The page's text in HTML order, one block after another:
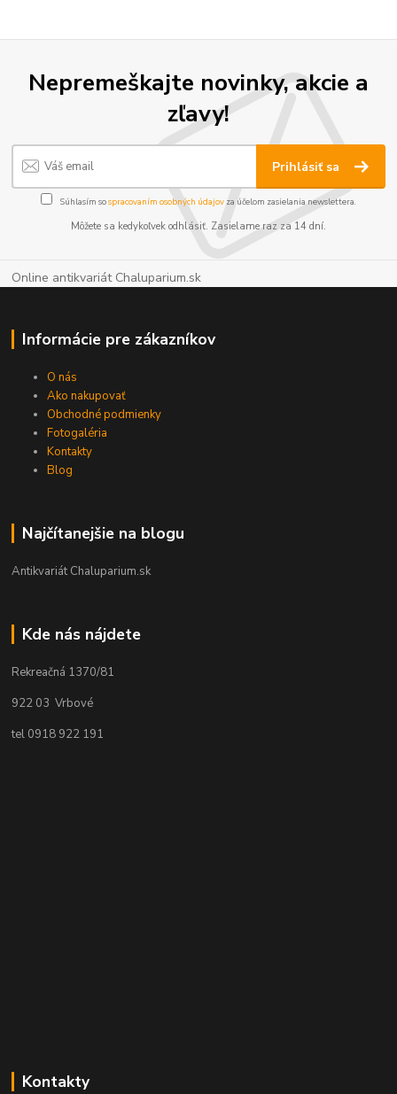
Nepremeškajte novinky, akcie a
zľavy!
Prihlásiť sa
Súhlasím sospracovaním osobných údajov za účelom zasielania newslettera.
Môžete sa kedykoľvek odhlásiť. Zasielame raz za 14 dní.
Online antikvariát Chaluparium.sk
Informácie pre zákazníkov
O nás
Ako nakupovať
Obchodné podmienky
Fotogaléria
Kontakty
Blog
Najčítanejšie na blogu
Antikvariát Chaluparium.sk
Kde nás nájdete
Rekreačná 1370/81
922 03 Vrbové
tel 0918 922 191
Kontakty